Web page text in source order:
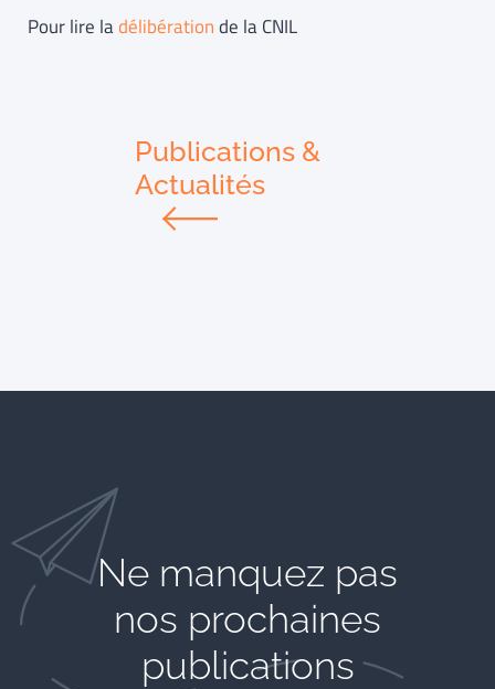
Pour lire ladélibérationde la CNIL
Publications &
Actualités
Ne manquez pas
nos prochaines
publications